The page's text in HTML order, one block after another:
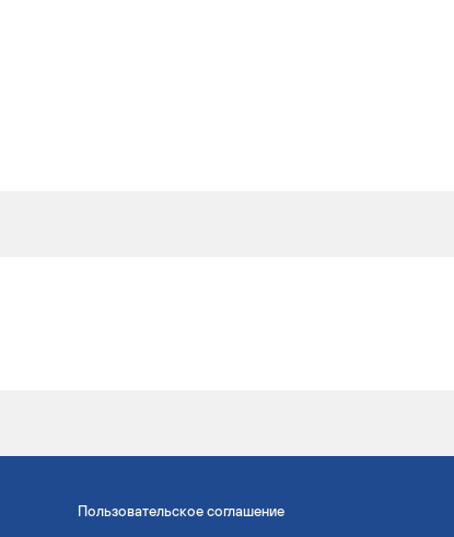
Пользовательское соглашение